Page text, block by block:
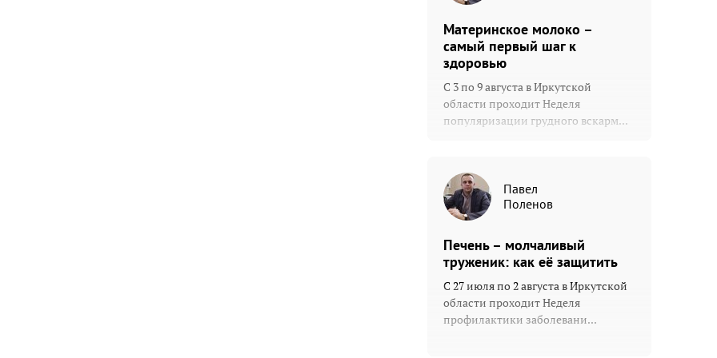
Материнское молоко –
самый первый шаг к
здоровью
С 3 по 9 августа в Иркутской
области проходит Неделя
популяризации грудного вскарм...
Павел
Поленов
Печень – молчаливый
труженик: как её защитить
С 27 июля по 2 августа в Иркутской
области проходит Неделя
профилактики заболевани...